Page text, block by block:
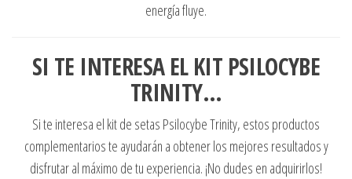
energía fluye.
SI TE INTERESA EL KIT PSILOCYBE
TRINITY…
Si te interesa el kit de setas Psilocybe Trinity, estos productos
complementarios te ayudarán a obtener los mejores resultados y
disfrutar al máximo de tu experiencia. ¡No dudes en adquirirlos!